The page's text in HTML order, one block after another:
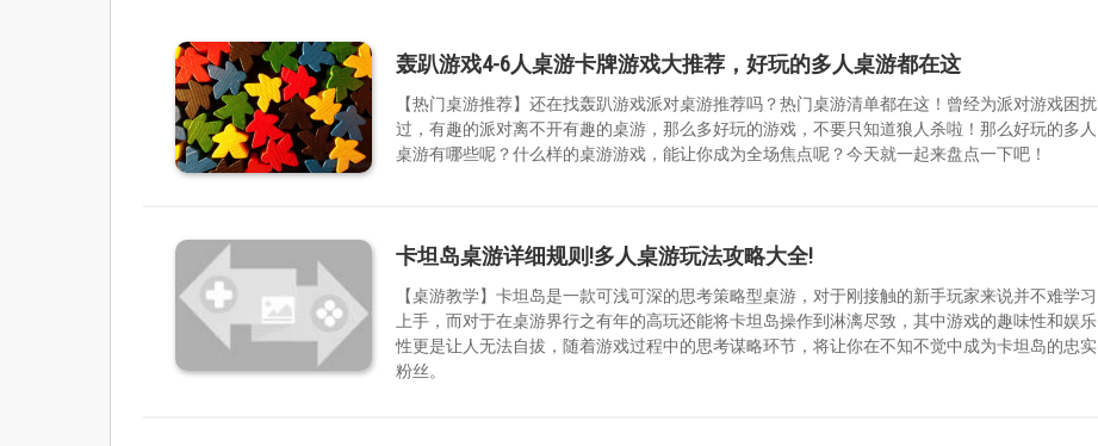
轰趴游戏4-6人桌游卡牌游戏大推荐，好玩的多人桌游都在这
【热门桌游推荐】还在找轰趴游戏派对桌游推荐吗？热门桌游清单都在这！曾经为派对游戏困扰
过，有趣的派对离不开有趣的桌游，那么多好玩的游戏，不要只知道狼人杀啦！那么好玩的多人
桌游有哪些呢？什么样的桌游游戏，能让你成为全场焦点呢？今天就一起来盘点一下吧！
卡坦岛桌游详细规则!多人桌游玩法攻略大全!
【桌游教学】卡坦岛是一款可浅可深的思考策略型桌游，对于刚接触的新手玩家来说并不难学习
上手，而对于在桌游界行之有年的高玩还能将卡坦岛操作到淋漓尽致，其中游戏的趣味性和娱乐
性更是让人无法自拔，随着游戏过程中的思考谋略环节，将让你在不知不觉中成为卡坦岛的忠实
粉丝。